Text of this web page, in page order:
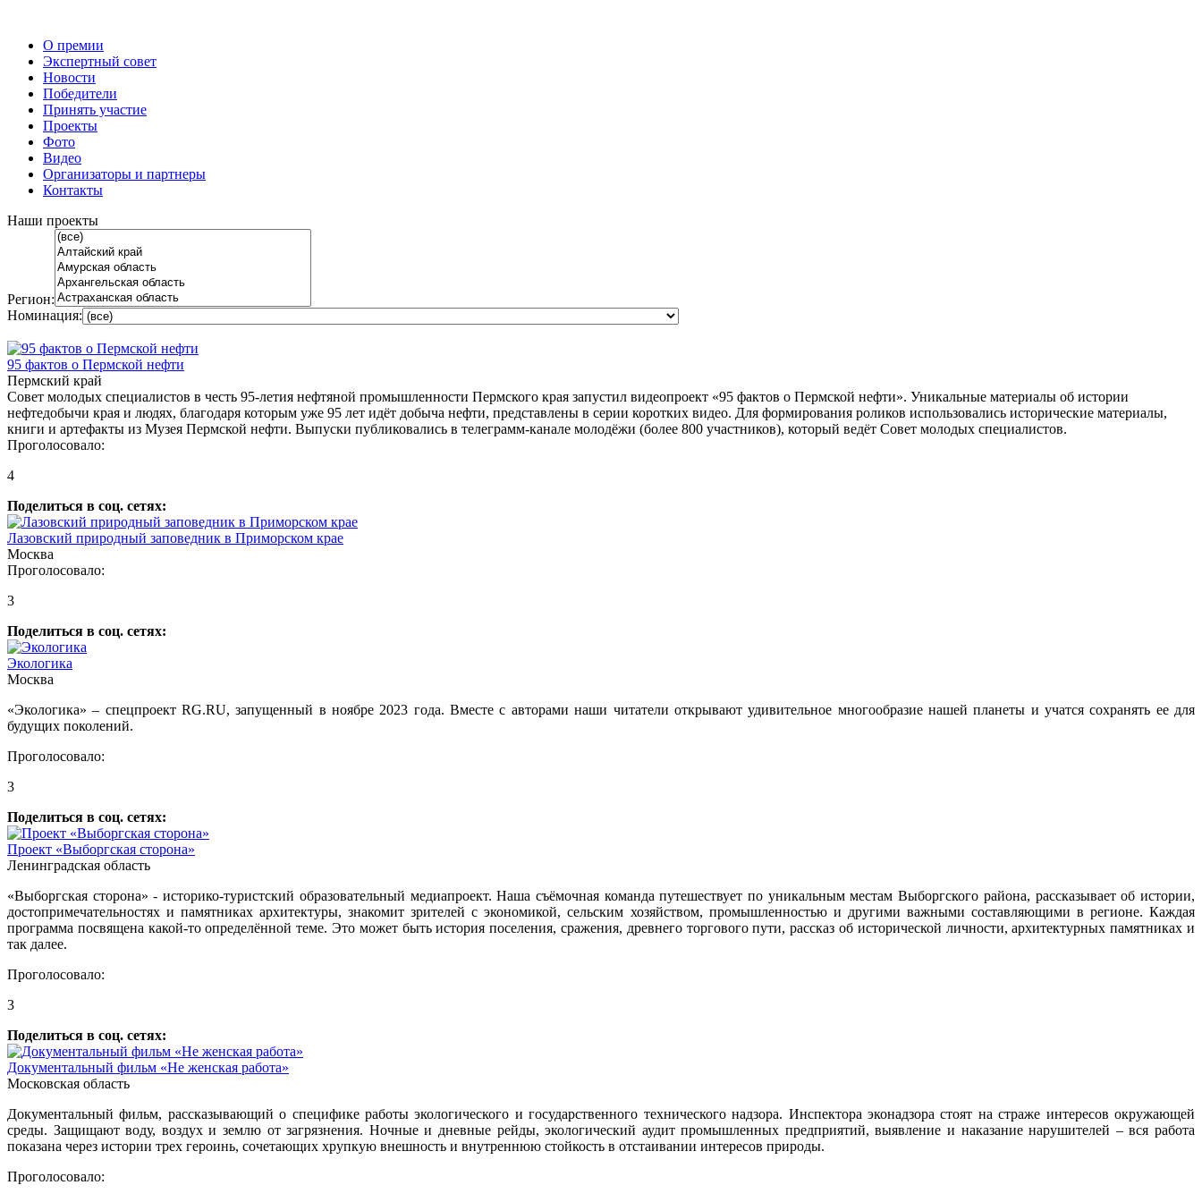
О премии
Экспертный совет
Новости
Победители
Принять участие
Проекты
Фото
Видео
Организаторы и партнеры
Контакты
Наши проекты
Регион:
Номинация:
95 фактов о Пермской нефти
Пермский край
Совет молодых специалистов в честь 95-летия нефтяной промышленности Пермского края запустил видеопроект «95 фактов о Пермской нефти». Уникальные материалы об истории
нефтедобычи края и людях, благодаря которым уже 95 лет идёт добыча нефти, представлены в серии коротких видео. Для формирования роликов использовались исторические материалы,
книги и артефакты из Музея Пермской нефти. Выпуски публиковались в телеграмм-канале молодёжи (более 800 участников), который ведёт Совет молодых специалистов.
Проголосовало:
4
Поделиться в соц. сетях:
Лазовский природный заповедник в Приморском крае
Москва
Проголосовало:
3
Поделиться в соц. сетях:
Экологика
Москва
«Экологика» – спецпроект RG.RU, запущенный в ноябре 2023 года. Вместе с авторами наши читатели открывают удивительное многообразие нашей планеты и учатся сохранять ее для
будущих поколений.
Проголосовало:
3
Поделиться в соц. сетях:
Проект «Выборгская сторона»
Ленинградская область
«Выборгская сторона» - историко-туристский образовательный медиапроект. Наша съёмочная команда путешествует по уникальным местам Выборгского района, рассказывает об истории,
достопримечательностях и памятниках архитектуры, знакомит зрителей с экономикой, сельским хозяйством, промышленностью и другими важными составляющими в регионе. Каждая
программа посвящена какой-то определённой теме. Это может быть история поселения, сражения, древнего торгового пути, рассказ об исторической личности, архитектурных памятниках и
так далее.
Проголосовало:
3
Поделиться в соц. сетях:
Документальный фильм «Не женская работа»
Московская область
Документальный фильм, рассказывающий о специфике работы экологического и государственного технического надзора. Инспектора эконадзора стоят на страже интересов окружающей
среды. Защищают воду, воздух и землю от загрязнения. Ночные и дневные рейды, экологический аудит промышленных предприятий, выявление и наказание нарушителей – вся работа
показана через истории трех героинь, сочетающих хрупкую внешность и внутреннюю стойкость в отстаивании интересов природы.
Проголосовало: